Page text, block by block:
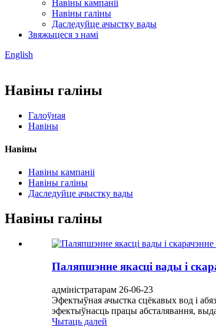
Навіны кампаніі
Навіны галіны
Даследуйце ачыстку вады
Звяжыцеся з намі
English
Навіны галіны
Галоўная
Навіны
Навіны
Навіны кампаніі
Навіны галіны
Даследуйце ачыстку вады
Навіны галіны
Паляпшэнне якасці вады і
адміністратарам 26-06-23
Эфектыўная ачыстка сцёкавых вод і
эфектыўнасць працы абсталявання,
Чытаць далей